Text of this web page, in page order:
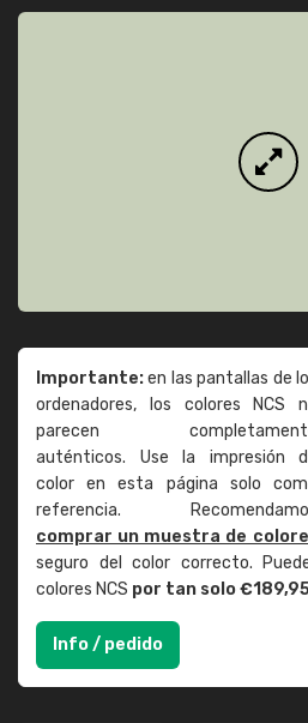
Importante:en las pantallas de
ordenadores, los colores NCS
parecen
auténticos. Use la impresión
color en esta página solo
referencia.
comprar un muestra de
seguro del color correcto.
colores NCS por tan solo
Info / pedido